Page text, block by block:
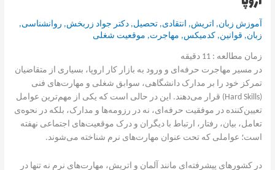
آموزش زبان, اتریش, انتقادی,تحصیل,دکتر جواد زربخش, روانشناسی,
زبان, قوانین, کدمیکس, مهاجرت, موقعیت شغلی
زمان مطالعه : 11 دقیقه
در مسیر مهاجرت حرفه‌ای و ورود به بازار کار اروپا، بسیاری از متقاضیان
تمرکز خود را بر مدارک دانشگاهی، سوابق شغلی و مهارت‌های فنی
(Hard Skills) قرار می‌دهند. این در حالی است که یکی از مهم‌ترین عوامل
تعیین‌کننده در موفقیت حرفه‌ای، نه در رزومه‌ها و مدارک، بلکه در نحوه‌ی
تعامل، بیان، رفتار، ارتباط با دیگران و درک موقعیت‌های اجتماعی نهفته
است؛ عواملی که تحت عنوان مهارت‌های نرم شناخته می‌شوند.
در کشورهای پیشرفته‌ای مانند آلمان و اتریش، مهارت‌های نرم نه تنها در
موفقیت
شغلی
در